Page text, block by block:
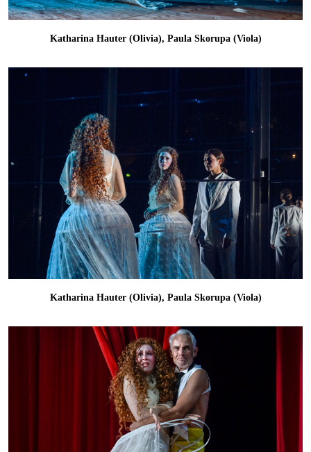
Katharina Hauter (Olivia), Paula Skorupa (Viola)
Katharina Hauter (Olivia), Paula Skorupa (Viola)